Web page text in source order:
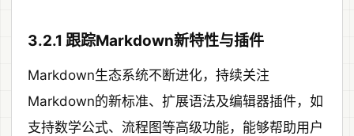
3.2.1 跟踪Markdown新特性与插件
Markdown生态系统不断进化，持续关注
Markdown的新标准、扩展语法及编辑器插件，如
支持数学公式、流程图等高级功能，能够帮助用户